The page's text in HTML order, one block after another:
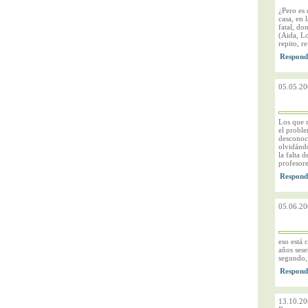
¿Pero
casa, en
fatal,
(Aida,
repito,
Los que
el
la falta
eso está
años